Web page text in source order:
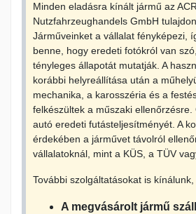
Minden eladásra kínált jármű az
Nutzfahrzeughandels GmbH
Járműveinket a vállalat fényképezi,
benne, hogy eredeti fotókról van
tényleges állapotát mutatják. A
korábbi helyreállítása után a
mechanika, a karosszéria és a
felkészültek a műszaki ellenőrzésre.
autó eredeti futásteljesítményét. A
érdekében a járművet távolról
vállalatoknál, mint a KÜS, a TÜV
További szolgáltatásokat is
A megvásárolt jármű